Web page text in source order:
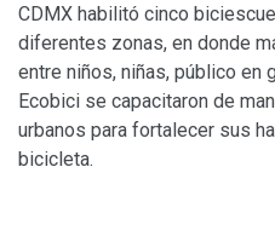
CDMX habilitó cinco
diferentes zonas, en donde
entre niños, niñas, público en
Ecobici se capacitaron de
urbanos para fortalecer sus
bicicleta.